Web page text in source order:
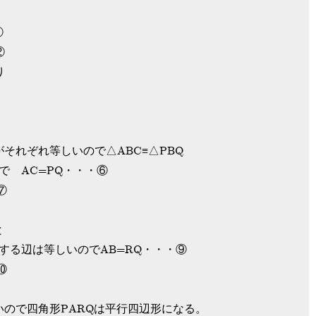
れぞれ等しいので△ABC≡△PBQ
で AC=PQ・・・⑥
辺は等しいのでAB=RQ・・・⑨
で四角形PARQは平行四辺形になる。